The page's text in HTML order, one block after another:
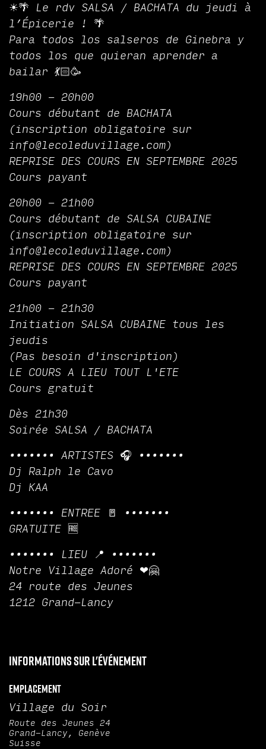
☀🌴 Le rdv SALSA / BACHATA du jeudi à
l’Épicerie ! 🌴
Para todos los salseros de Ginebra y
todos los que quieran aprender a
bailar 💃🏻🥳
19h00 - 20h00
Cours débutant de BACHATA
(inscription obligatoire sur
info@lecoleduvillage.com)
REPRISE DES COURS EN SEPTEMBRE 2025
Cours payant
20h00 - 21h00
Cours débutant de SALSA CUBAINE
(inscription obligatoire sur
info@lecoleduvillage.com)
REPRISE DES COURS EN SEPTEMBRE 2025
Cours payant
21h00 - 21h30
Initiation SALSA CUBAINE tous les
jeudis
(Pas besoin d'inscription)
LE COURS A LIEU TOUT L'ETE
Cours gratuit
Dès 21h30
Soirée SALSA / BACHATA
••••••• ARTISTES 🎧 •••••••
Dj Ralph le Cavo
Dj KAA
••••••• ENTREE 🚪 •••••••
GRATUITE 🆓
••••••• LIEU 📍 •••••••
Notre Village Adoré ❤🤗
24 route des Jeunes
1212 Grand-Lancy
Informations sur l'événement
Emplacement
Village du Soir
Route des Jeunes 24
Grand-Lancy, Genève
Suisse